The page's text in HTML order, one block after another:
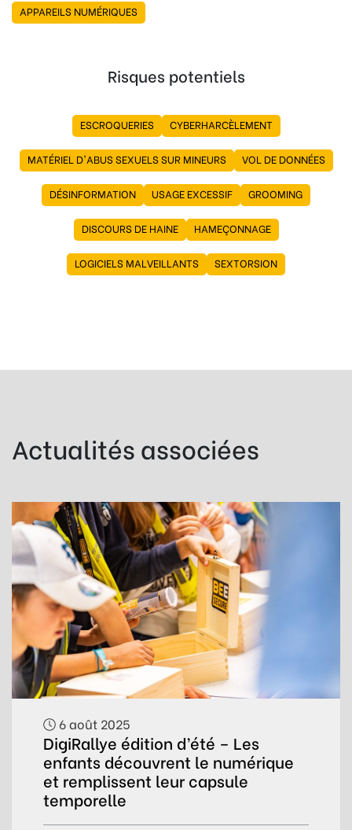
APPAREILS NUMÉRIQUES
Risques potentiels
ESCROQUERIES CYBERHARCÈLEMENT
MATÉRIEL D'ABUS SEXUELS SUR MINEURS VOL DE DONNÉES
DÉSINFORMATION USAGE EXCESSIF GROOMING
DISCOURS DE HAINE HAMEÇONNAGE
LOGICIELS MALVEILLANTS SEXTORSION
Actualités associées
6 août 2025
DigiRallye édition d’été – Les
enfants découvrent le numérique
et remplissent leur capsule
temporelle